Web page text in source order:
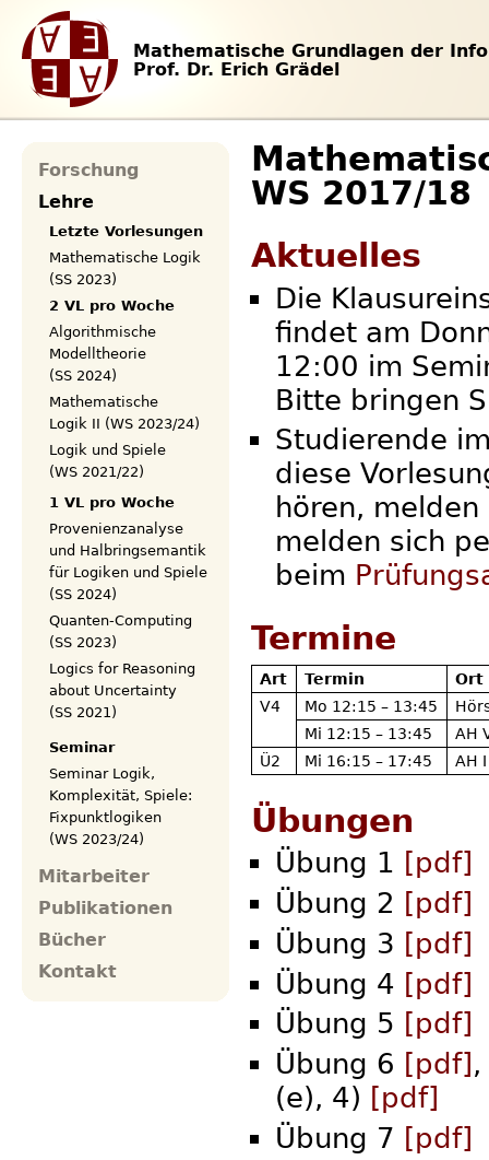
Mathematische Grundlagen der
Prof. Dr. Erich Grädel
WS 2017/18
Aktuelles
Die
findet am
12:00 im
Bitte bringen
Studierende
diese
hören,
melden sich
beim
Termine
Art Termin
Ort
V4
Mo 12:15 – 13:45
Mi 12:15 – 13:45
AH
Ü2
Mi 16:15 – 17:45 AH I
Übungen
Übung 1 [pdf]
Übung 2 [pdf]
Übung 3 [pdf]
Übung 4 [pdf]
Übung 5 [pdf]
Übung 6 [pdf]
(e), 4) [pdf]
Übung 7 [pdf]
Forschung
Lehre
Letzte Vorlesungen
Mathematische Logik
(SS 2023)
2 VL pro Woche
Algorithmische
Modelltheorie
(SS 2024)
Mathematische
Logik II (WS 2023/24)
Logik und Spiele
(WS 2021/22)
1 VL pro Woche
Provenienzanalyse
und Halbringsemantik
für Logiken und Spiele
(SS 2024)
Quanten-Computing
(SS 2023)
Logics for Reasoning
about Uncertainty
(SS 2021)
Seminar
Seminar Logik,
Komplexität, Spiele:
Fixpunktlogiken
(WS 2023/24)
Mitarbeiter
Publikationen
Bücher
Kontakt